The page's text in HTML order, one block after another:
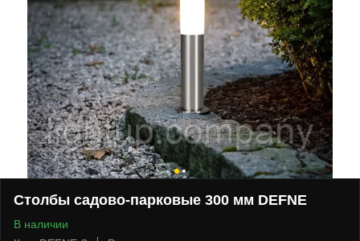
Столбы садово-парковые 300 мм DEFNE
В наличии